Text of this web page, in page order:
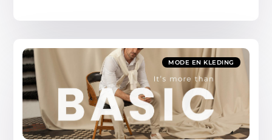
MODE EN KLEDING